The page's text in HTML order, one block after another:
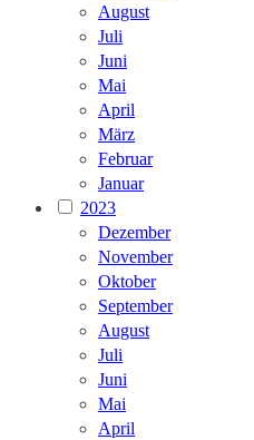
August
Juli
Juni
Mai
April
März
Februar
Januar
2023
Dezember
November
Oktober
September
August
Juli
Juni
Mai
April